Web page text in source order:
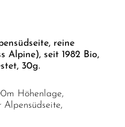
reine
Alpine), seit 1982 Bio,
30g.
Höhenlage,
Alpensüdseite,